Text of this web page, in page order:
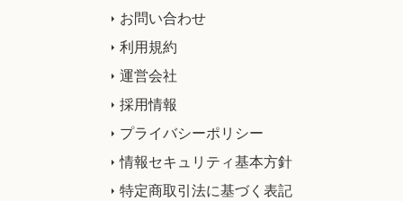
お問い合わせ
利用規約
運営会社
採用情報
プライバシーポリシー
情報セキュリティ基本方針
特定商取引法に基づく表記